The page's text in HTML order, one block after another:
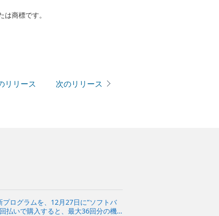
商標です。
リリース 次のリリース
ログラムを、12月27日に“ソフトバ
払いで購入すると、最大36回分の機